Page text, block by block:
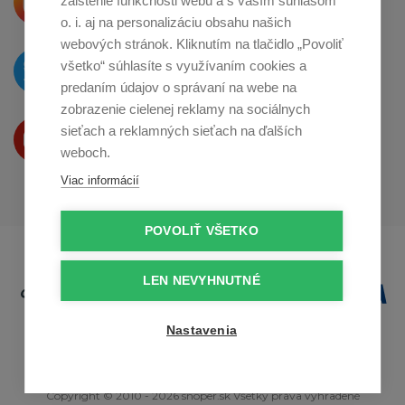
o zdieľanie naInstagrame
O novinkách píšeme
na Twitteri
Produkty Vám predstavujeme
naYoutube
Copyright © 2010 - 2026 snoper.sk Všetky práva vyhradené
o. i. aj na personalizáciu obsahu našich
webových stránok. Kliknutím na tlačidlo „Povoliť
všetko“ súhlasíte s využívaním cookies a
predaním údajov o správaní na webe na
zobrazenie cielenej reklamy na sociálnych
sieťach a reklamných sieťach na ďalších
weboch.
Viac informácií
POVOLIŤ VŠETKO
LEN NEVYHNUTNÉ
Nastavenia